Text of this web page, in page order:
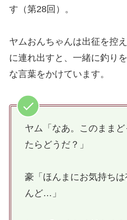
す（第28回）。
ヤムおんちゃんは出征を控
に連れ出すと、一緒に釣り
な言葉をかけています。
ヤム「なあ。このまま
たらどうだ？」
豪「ほんまにお気持ち
んど…」